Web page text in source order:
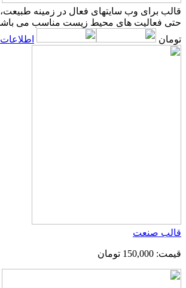
قالب برای وب سایتهای فعال در زمینه
حتی فعالیت های محیط زیست مناسب می
تومان
قالب صنعت
قیمت: 150,000 تومان